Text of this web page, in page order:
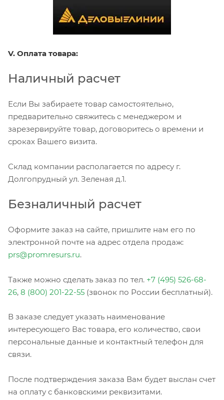
V. Оплата товара:
Наличный расчет
Если Вы забираете товар самостоятельно,
предварительно свяжитесь с менеджером и
зарезервируйте товар, договоритесь о времени и
сроках Вашего визита.
Склад компании располагается по адресу г.
Долгопрудный ул. Зеленая д.1.
Безналичный расчет
Оформите заказ на сайте, пришлите нам его по
электронной почте на адрес отдела продаж:
prs@promresurs.ru.
Также можно сделать заказ по тел. +7 (495) 526-68-
26, 8 (800) 201-22-55 (звонок по России бесплатный).
В заказе следует указать наименование
интересующего Вас товара, его количество, свои
персональные данные и контактный телефон для
связи.
После подтверждения заказа Вам будет выслан счет
на оплату с банковскими реквизитами.